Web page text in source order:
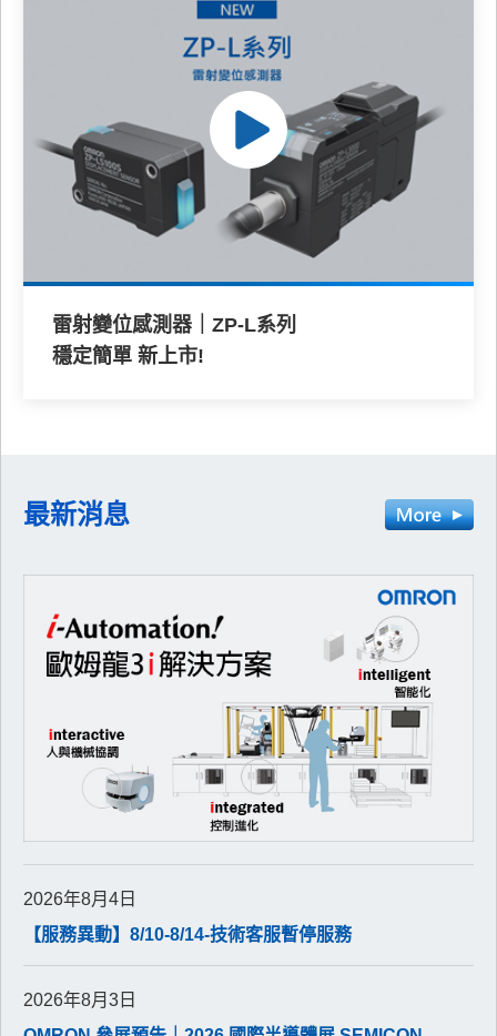
雷射變位感測器｜ZP-L系列
穩定簡單 新上市!
最新消息
2026年8月4日
【服務異動】8/10-8/14-技術客服暫停服務
2026年8月3日